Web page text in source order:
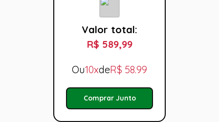
Valor total:
R$ 589,99
Ou10xdeR$ 58.99
Comprar Junto